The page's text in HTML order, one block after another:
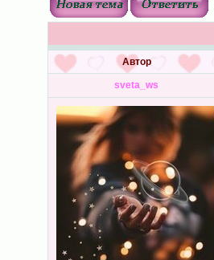
Автор
sveta_ws